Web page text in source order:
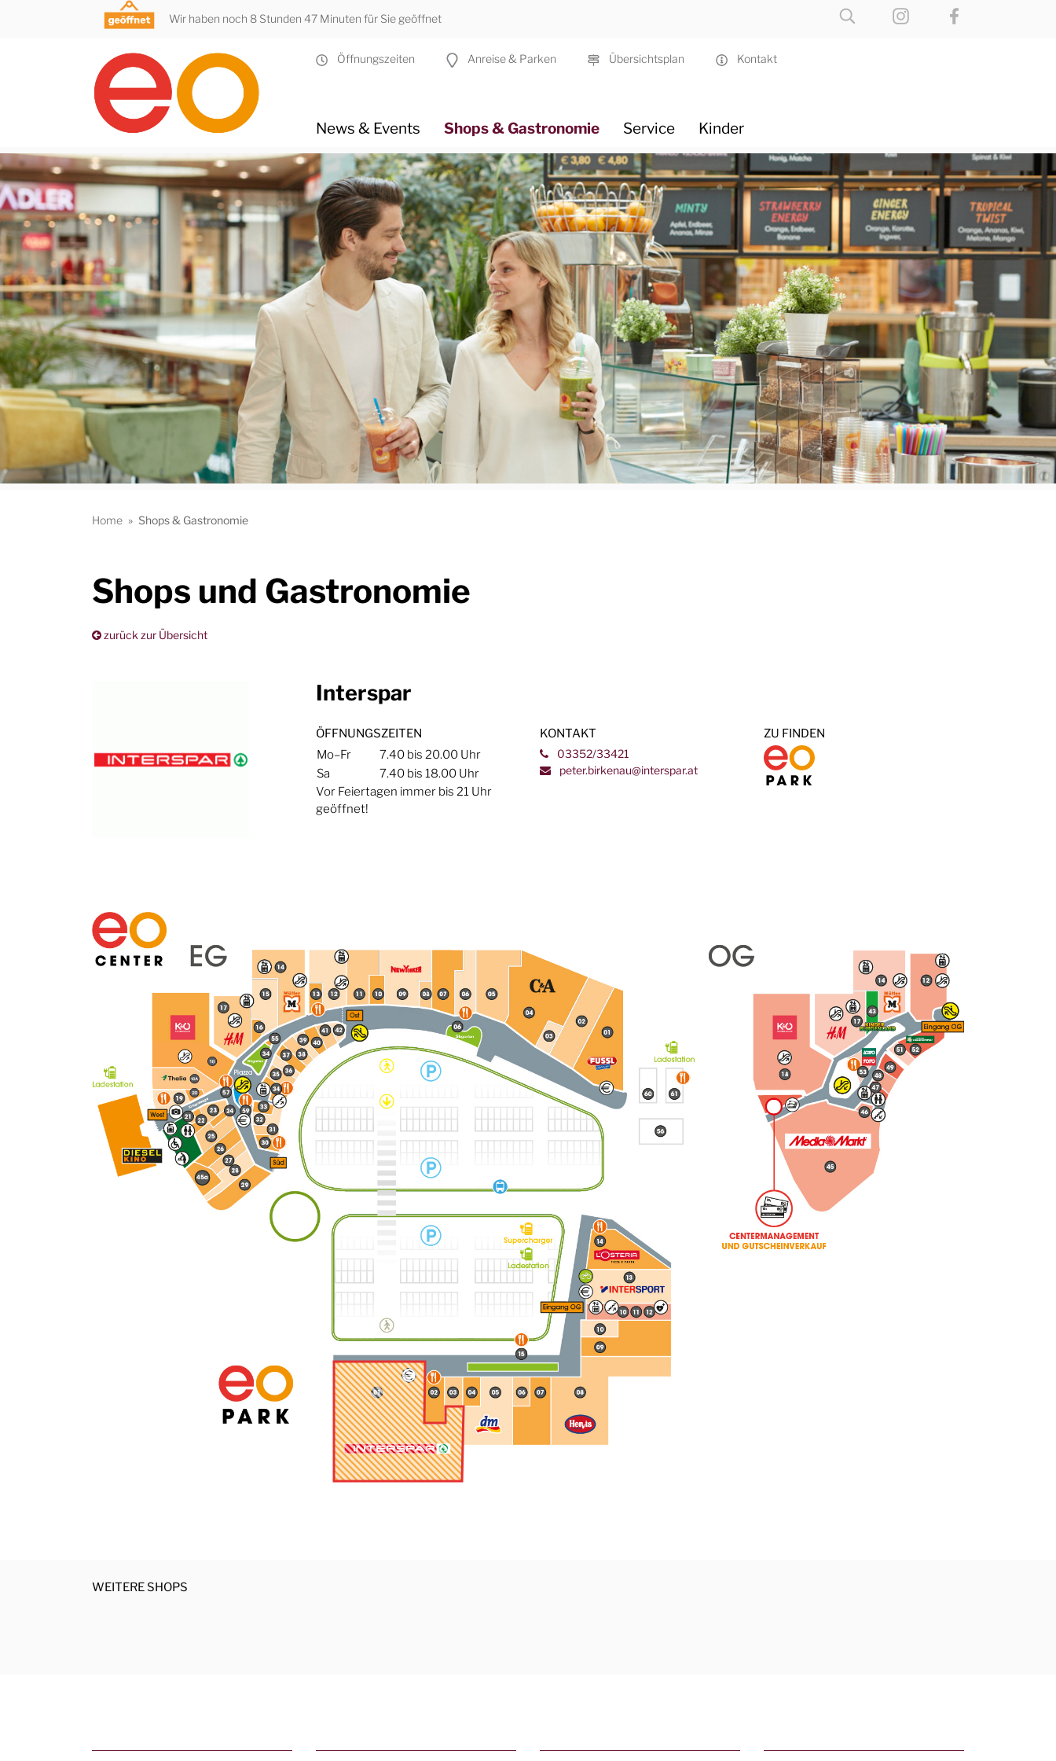
Wir haben noch 8 Stunden 47 Minuten für Sie geöffnet
Öffnungszeiten Anreise & Parken Übersichtsplan Kontakt
News & Events Shops & Gastronomie Service Kinder
Home » Shops & Gastronomie
Shops und Gastronomie
zurück zur Übersicht
Interspar
ÖFFNUNGSZEITEN
Mo–Fr
7.40 bis 20.00 Uhr
Sa
7.40 bis 18.00 Uhr
Vor Feiertagen immer bis 21 Uhr
geöffnet!
KONTAKT
03352/33421
peter.birkenau@interspar.at
ZU FINDEN
WEITERE SHOPS